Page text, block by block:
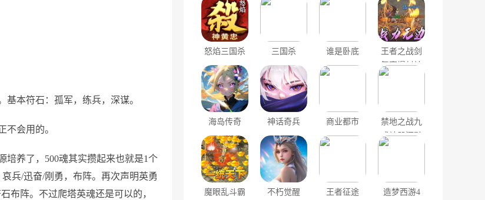
本符石：孤军，练兵，深谋。
不会用的。
培养了，500魂其实攒起来也就是1个
兵/迅奋/刚勇，布阵。再次声明英勇
布阵。不过爬塔英魂还是可以的，
怒焰三国杀 三国杀 谁是卧底
王者之战剑
舞高爆封神
海岛传奇 神话奇兵 商业都市
禁地之战九
成神器沉默
魔眼乱斗霸
不朽觉醒 王者征途 造梦西游4